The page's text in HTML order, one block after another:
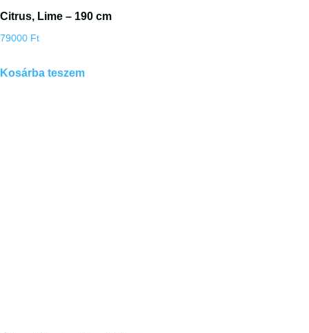
Citrus, Lime – 190 cm
79000 Ft
Kosárba teszem